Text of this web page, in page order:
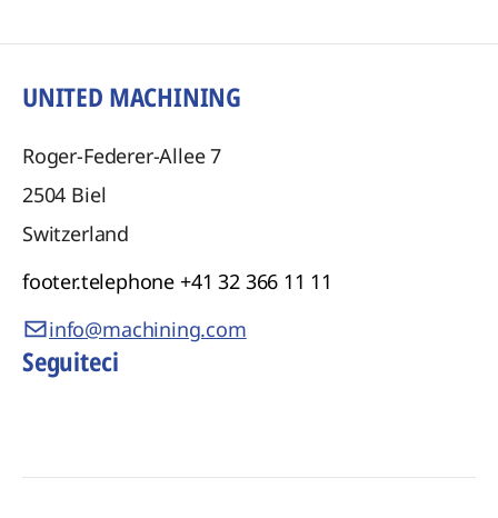
UNITED MACHINING
Roger-Federer-Allee 7
2504 Biel
Switzerland
footer.telephone +41 32 366 11 11
info@machining.com
Seguiteci